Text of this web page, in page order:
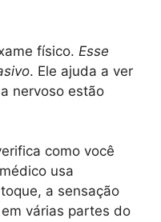
físico. Esse
. Ele ajuda a ver
nervoso estão
como você
usa
a sensação
várias partes do